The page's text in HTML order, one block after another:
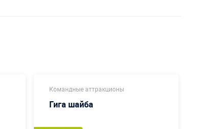
Командные аттракционы
Гига шайба